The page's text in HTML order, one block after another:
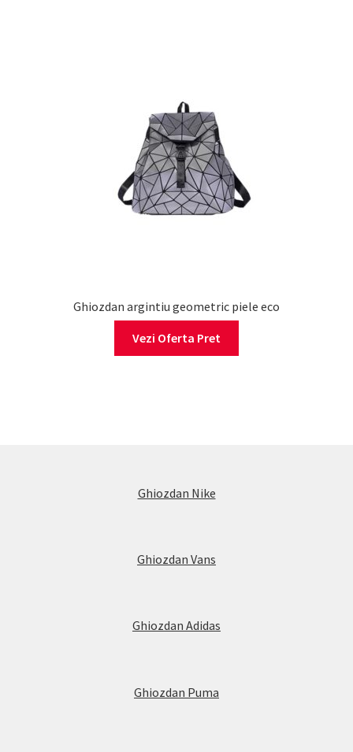
Ghiozdan argintiu geometric piele eco
Vezi Oferta Pret
Ghiozdan Nike
Ghiozdan Vans
Ghiozdan Adidas
Ghiozdan Puma